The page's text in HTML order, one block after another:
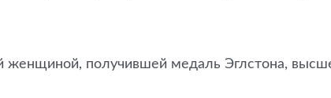
получившей медаль Эглстона,